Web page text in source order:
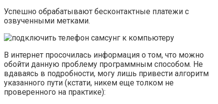
Успешно обрабатывают бесконтактные платежи с
озвученными метками.
В интернет просочилась информация о том, что можно
обойти данную проблему программным способом. Не
вдаваясь в подробности, могу лишь привести алгоритм
указанного пути (кстати, никем еще толком не
проверенного на практике):